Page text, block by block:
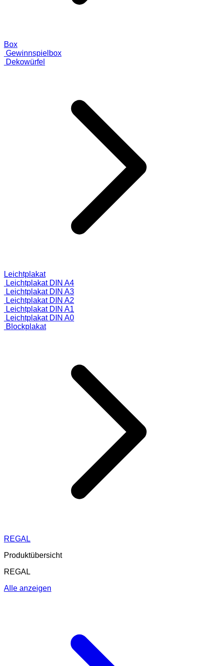
Box
Gewinnspielbox
Dekowürfel
Leichtplakat
Leichtplakat DIN A4
Leichtplakat DIN A3
Leichtplakat DIN A2
Leichtplakat DIN A1
Leichtplakat DIN A0
Blockplakat
REGAL
Produktübersicht
REGAL
Alle anzeigen